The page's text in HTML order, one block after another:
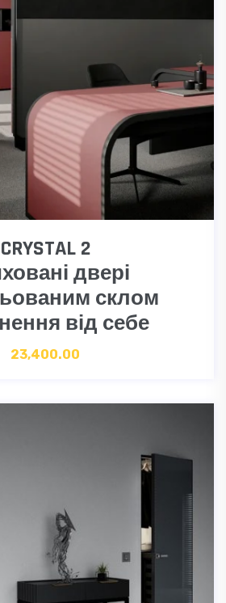
CRYSTAL 2
двері
склом
від себе
23,400.00